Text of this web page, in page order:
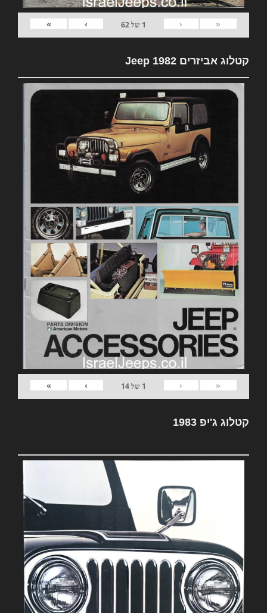
«
‹
1 של62
›
»
קטלוג אביזרים 1982 Jeep
«
‹
1 של14
›
»
קטלוג ג'יפ 1983